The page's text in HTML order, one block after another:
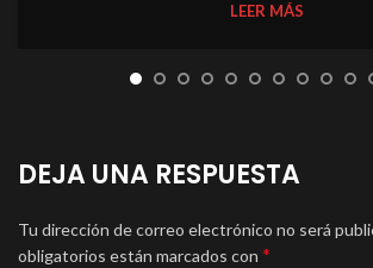
LEER MÁS
DEJA UNA RESPUESTA
Tu dirección de correo electrónico no será
obligatorios están marcados con *